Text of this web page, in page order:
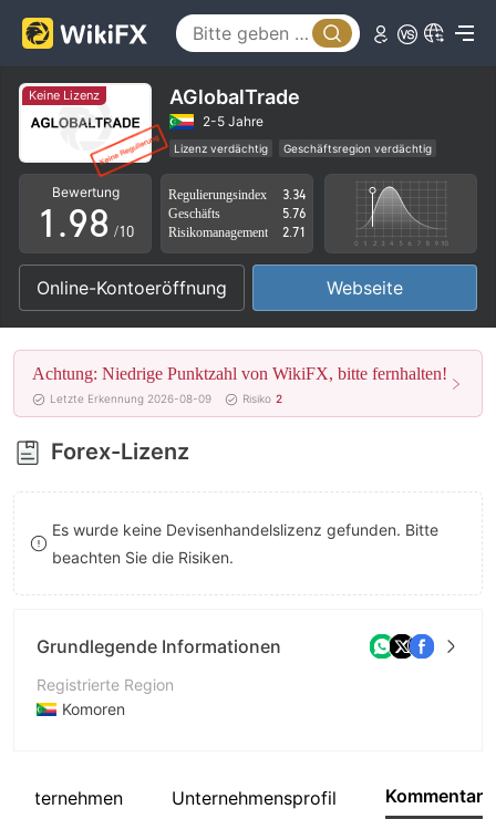
Keine Lizenz AGlobalTrade
2-5 Jahre
Lizenz verdächtig
Geschäftsregion verdächtig
Hohes potenzielles Risiko
Bewertung
0
1
2
3
4
5
6
7
8
9
.
5
6
7
8
9
4
5
6
7
8
9
/10
Regulierungsindex
3.34
Geschäfts
5.76
Risikomanagement
2.71
Online-Kontoeröffnung Webseite
Achtung: Niedrige Punktzahl von WikiFX, bitte fernhalten!
Letzte Erkennung 2026-08-09 Risiko 2
Forex-Lizenz
Es wurde keine Devisenhandelslizenz gefunden. Bitte
beachten Sie die Risiken.
Grundlegende Informationen
Registrierte Region
Komoren
Unternehmen
Unternehmen Unternehmensprofil Kommentar